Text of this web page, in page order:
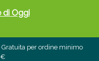
per ordine minimo
di Oggi